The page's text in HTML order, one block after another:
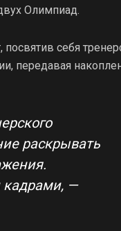
Олимпиад.
себя
передавая
раскрывать
кадрами, —